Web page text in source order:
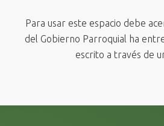
Para usar este espacio debe
del Gobierno Parroquial ha
escrito a través de